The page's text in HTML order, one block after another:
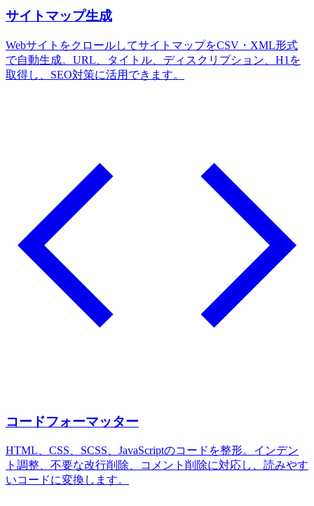
サイトマップ生成
WebサイトをクロールしてサイトマップをCSV・XML形式
で自動生成。URL、タイトル、ディスクリプション、H1を
取得し、SEO対策に活用できます。
コードフォーマッター
HTML、CSS、SCSS、JavaScriptのコードを整形。インデン
ト調整、不要な改行削除、コメント削除に対応し、読みやす
いコードに変換します。